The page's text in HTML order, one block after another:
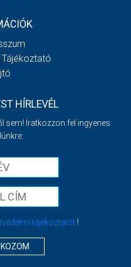
HÍRLEVÉL
sem! Iratkozzon fel ingyenes
tájékoztatót!